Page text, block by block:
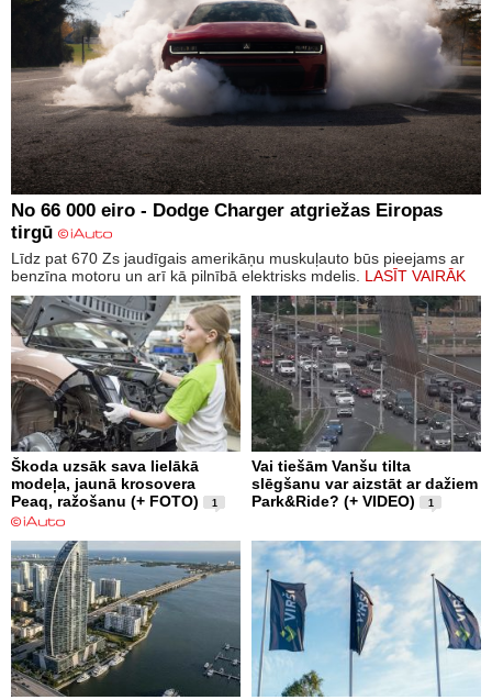
No 66 000 eiro - Dodge Charger atgriežas Eiropas
tirgū
Līdz pat 670 Zs jaudīgais amerikāņu muskuļauto būs pieejams ar
benzīna motoru un arī kā pilnībā elektrisks mdelis. LASĪT VAIRĀK
Škoda uzsāk sava lielākā
modeļa, jaunā krosovera
Peaq, ražošanu (+ FOTO)
1
Vai tiešām Vanšu tilta
slēgšanu var aizstāt ar dažiem
Park&Ride? (+ VIDEO)
1